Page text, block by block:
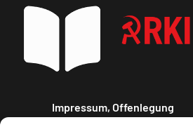
Impressum, Offenlegung